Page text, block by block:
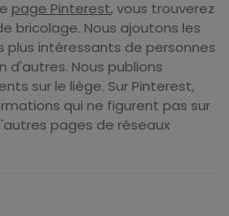
page Pinterest, vous trouverez
bricolage. Nous ajoutons les
plus intéressants de personnes
d'autres. Nous publions
sur le liège. Sur Pinterest,
qui ne figurent pas sur
pages de réseaux